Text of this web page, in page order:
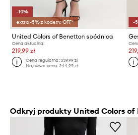
-10%
extra -5% z kodem: OFF*
United Colors of Benetton spódnica
Cena aktualna:
219,99 zł
Cena regularna:339,99 zł
Najniższa cena:244,99 zł
-
Odkryj produkty United Colors of